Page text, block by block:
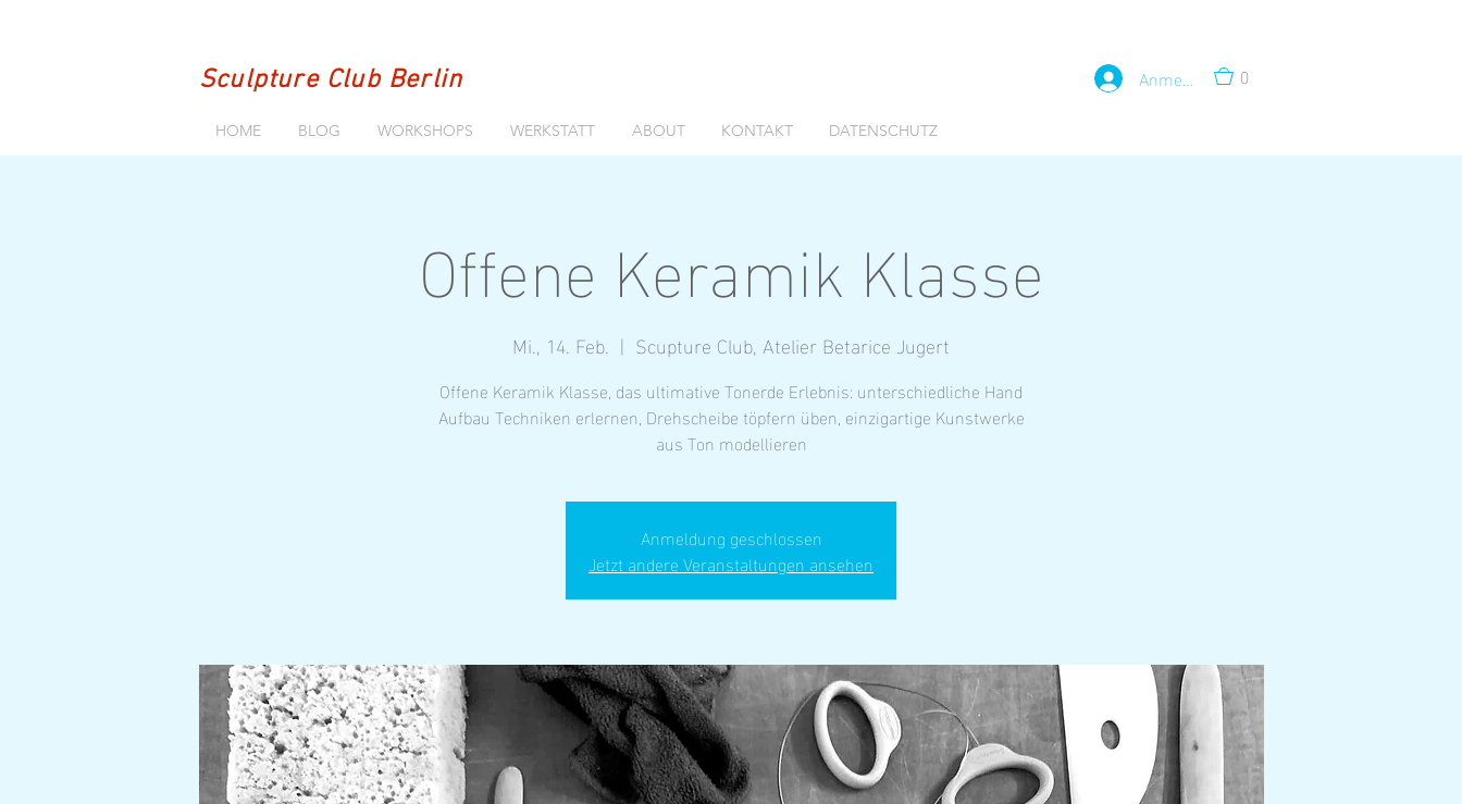
Sculpture Club Berlin Anmelden 0
HOME BLOG WORKSHOPS WERKSTATT ABOUT KONTAKT DATENSCHUTZ
Offene Keramik Klasse
Mi., 14. Feb.
  |
Scupture Club, Atelier Betarice Jugert
Offene Keramik Klasse, das ultimative Tonerde Erlebnis: unterschiedliche Hand
Aufbau Techniken erlernen, Drehscheibe töpfern üben, einzigartige Kunstwerke
aus Ton modellieren
Anmeldung geschlossen
Jetzt andere Veranstaltungen ansehen